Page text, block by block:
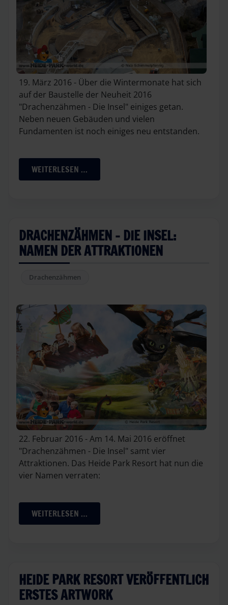
19. März 2016 - Über die Wintermonate hat sich
auf der Baustelle der Neuheit 2016
"Drachenzähmen - Die Insel" einiges getan.
Neben neuen Gebäuden und vielen
Fundamenten ist noch einiges neu entstanden.
WEITERLESEN …
DRACHENZÄHMEN - DIE INSEL:
NAMEN DER ATTRAKTIONEN
Drachenzähmen
22. Februar 2016 - Am 14. Mai 2016 eröffnet
"Drachenzähmen - Die Insel" samt vier
Attraktionen. Das Heide Park Resort hat nun die
vier Namen verraten:
WEITERLESEN …
HEIDE PARK RESORT VERÖFFENTLICH
ERSTES ARTWORK